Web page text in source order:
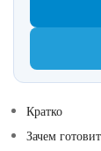
Кратко
Зачем